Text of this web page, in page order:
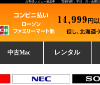
お客様レビュー募集中 営業時間：平日 月～金曜日
中古Mac レンタル